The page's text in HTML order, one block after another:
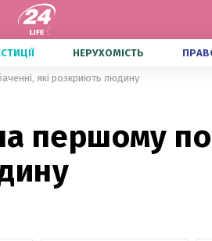
НЕРУХОМІСТЬ
які розкриють людину
першому